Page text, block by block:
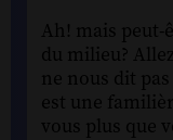
Ah! mais peut-
du milieu?
ne nous dit
est une
vous plus que